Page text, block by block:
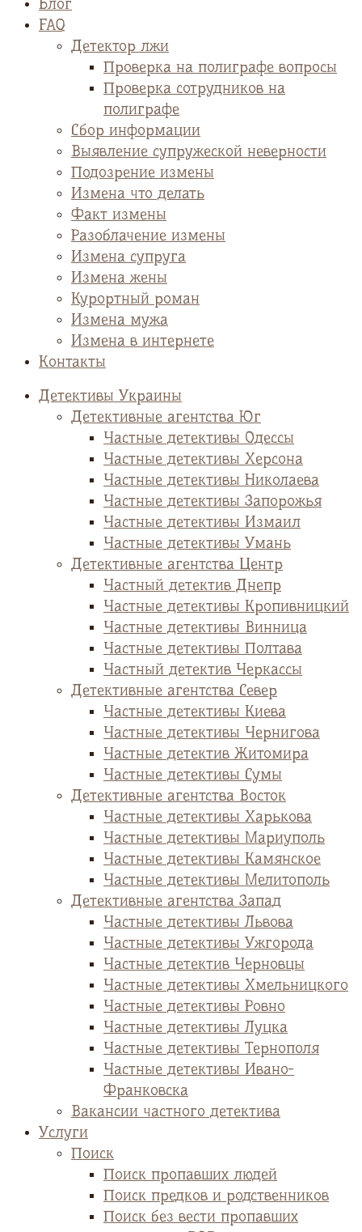
Блог
FAQ
Детектор лжи
Проверка на полиграфе вопросы
Проверка сотрудников на
полиграфе
Сбор информации
Выявление супружеской неверности
Подозрение измены
Измена что делать
Факт измены
Разоблачение измены
Измена супруга
Измена жены
Курортный роман
Измена мужа
Измена в интернете
Контакты
Детективы Украины
Детективные агентства Юг
Частные детективы Одессы
Частные детективы Херсона
Частные детективы Николаева
Частные детективы Запорожья
Частные детективы Измаил
Частные детективы Умань
Детективные агентства Центр
Частный детектив Днепр
Частные детективы Кропивницкий
Частные детективы Винница
Частные детективы Полтава
Частный детектив Черкассы
Детективные агентства Север
Частные детективы Киева
Частные детективы Чернигова
Частные детектив Житомира
Частные детективы Сумы
Детективные агентства Восток
Частные детективы Харькова
Частные детективы Мариуполь
Частные детективы Камянское
Частные детективы Мелитополь
Детективные агентства Запад
Частные детективы Львова
Частные детективы Ужгорода
Частные детектив Черновцы
Частные детективы Хмельницкого
Частные детективы Ровно
Частные детективы Луцка
Частные детективы Тернополя
Частные детективы Ивано-
Франковска
Вакансии частного детектива
Услуги
Поиск
Поиск пропавших людей
Поиск предков и родственников
Поиск без вести пропавших